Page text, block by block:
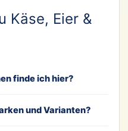
Käse, Eier &
finde ich hier?
und Varianten?